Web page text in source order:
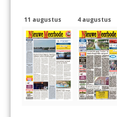
11 augustus 4 augustus